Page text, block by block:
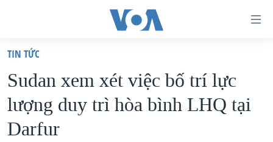
truy
cập
Tới
nội
VIỆT NAM
HOA KỲ
BIỂN ĐÔNG
TIN TỨC
Sudan xem xét việc bố trí lực
lượng duy trì hòa bình LHQ tại
Darfur